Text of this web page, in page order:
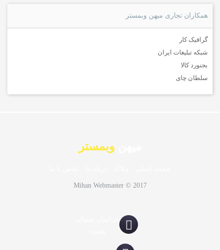
همکاران تجاری میهن وبمستر
گرافیک کار
شبکه تبلیغات ایران
بجنورد کالا
سلطان چای
وبمستر
Mihan Webmaster © 2017